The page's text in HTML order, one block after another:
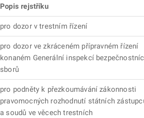
Popis rejstříku
pro dozor v trestním řízení
pro dozor ve zkráceném přípravném řízení
konaném Generální inspekcí
sborů
pro podněty k přezkoumávání zákonnosti
pravomocných rozhodnutí státních
a soudů ve věcech trestních